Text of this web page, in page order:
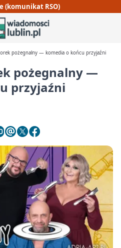
(komunikat RSO)
pożegnalny — komedia o końcu przyjaźni
pożegnalny —
przyjaźni